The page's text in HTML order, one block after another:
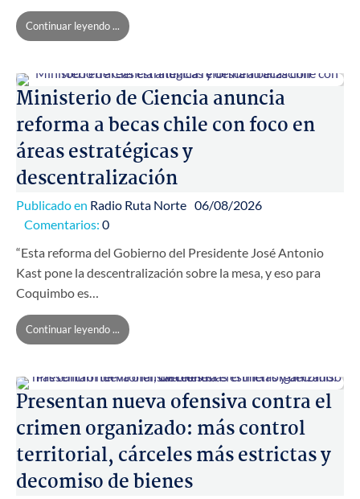
Continuar leyendo ...
Ministerio de Ciencia anuncia
reforma a becas chile con foco en
áreas estratégicas y
descentralización
Publicado en Radio Ruta Norte 06/08/2026
Comentarios: 0
“Esta reforma del Gobierno del Presidente José Antonio
Kast pone la descentralización sobre la mesa, y eso para
Coquimbo es…
Continuar leyendo ...
Presentan nueva ofensiva contra el
crimen organizado: más control
territorial, cárceles más estrictas y
decomiso de bienes